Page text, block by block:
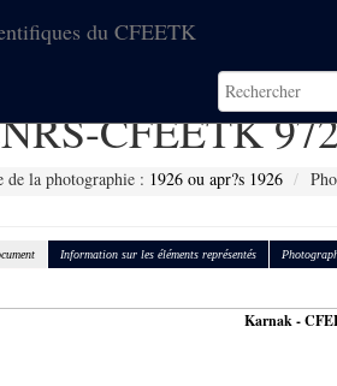
du CFEETK
CFEETK
de la photographie : 1926 ou apr?s 1926
Information sur les éléments représentés